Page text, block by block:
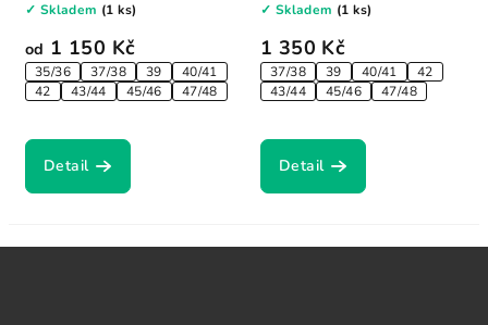
od 1 150 Kč
35/36 37/38 39
40/41
42
43/44 45/46 47/48
✓ Skladem (1 ks)
Detail
1 350 Kč
37/38 39 40/41
42
43/44
45/46 47/48
✓ Skladem (1 ks)
Detail